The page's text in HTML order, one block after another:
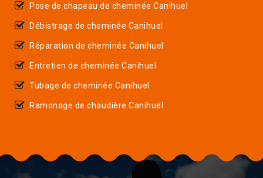
Pose de chapeau de cheminée Canihuel
Débistrage de cheminée Canihuel
Réparation de cheminée Canihuel
Entretien de cheminée Canihuel
Tubage de cheminée Canihuel
Ramonage de chaudière Canihuel